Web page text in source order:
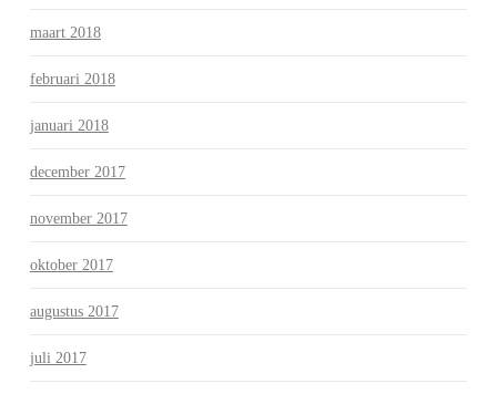
maart 2018
februari 2018
januari 2018
december 2017
november 2017
oktober 2017
augustus 2017
juli 2017